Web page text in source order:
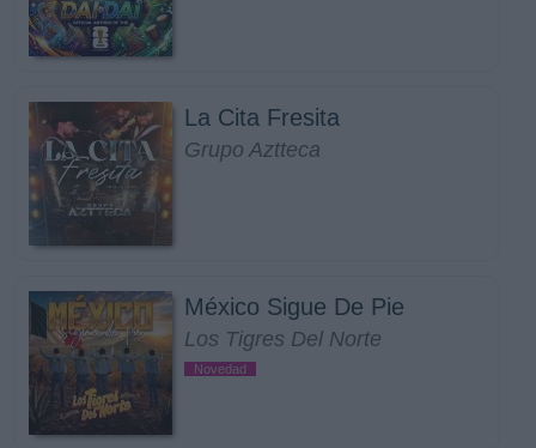
La Cita Fresita
Grupo Aztteca
México Sigue De Pie
Los Tigres Del Norte
Novedad